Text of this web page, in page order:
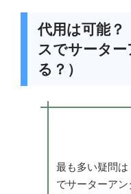
代用は可能？
スでサータ
る？）
最も多い疑問
でサーターア